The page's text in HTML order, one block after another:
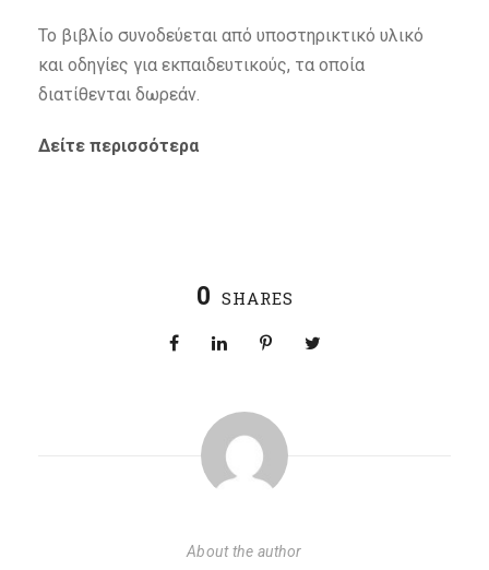
Το βιβλίο συνοδεύεται από υποστηρικτικό υλικό
και οδηγίες για εκπαιδευτικούς, τα οποία
διατίθενται δωρεάν.
Δείτε περισσότερα
0 SHARES
About the author